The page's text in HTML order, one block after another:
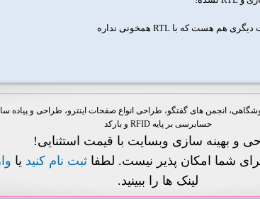
انجمن های گفتگو، طراحی انواع صفحات اینترو، طراحی و پیاده
حسابرسی بر پایه RFID و بارکد
و بهینه سازی وبسایت با قیمت استثنایی!
شما امکان پذیر نیست. لطفاثبت نام کنید یا
لینک ها را ببینید.